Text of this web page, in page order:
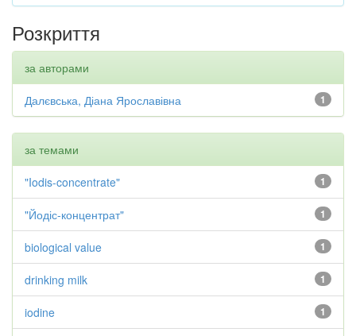
Розкриття
за авторами
1
Далєвська, Діана Ярославівна
за темами
1
"Iodis-concentrate"
1
"Йодіс-концентрат"
1
biological value
1
drinking milk
1
iodine